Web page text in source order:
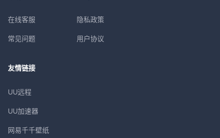
在线客服
常见问题
隐私政策
用户协议
友情链接
UU远程
UU加速器
网易千千壁纸